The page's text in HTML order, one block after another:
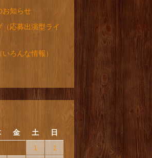
お知らせ
応募出演型ライ
ろんな情報）
金 土 日
1
2